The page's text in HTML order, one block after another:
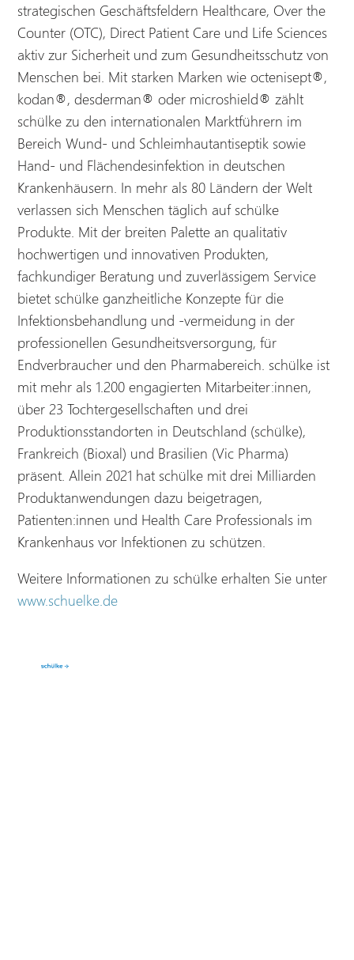
strategischen Geschäftsfeldern Healthcare, Over the
Counter (OTC), Direct Patient Care und Life Sciences
aktiv zur Sicherheit und zum Gesundheitsschutz von
Menschen bei. Mit starken Marken wie octenisept®,
kodan®, desderman® oder microshield® zählt
schülke zu den internationalen Marktführern im
Bereich Wund- und Schleimhautantiseptik sowie
Hand- und Flächendesinfektion in deutschen
Krankenhäusern. In mehr als 80 Ländern der Welt
verlassen sich Menschen täglich auf schülke
Produkte. Mit der breiten Palette an qualitativ
hochwertigen und innovativen Produkten,
fachkundiger Beratung und zuverlässigem Service
bietet schülke ganzheitliche Konzepte für die
Infektionsbehandlung und -vermeidung in der
professionellen Gesundheitsversorgung, für
Endverbraucher und den Pharmabereich. schülke ist
mit mehr als 1.200 engagierten Mitarbeiter:innen,
über 23 Tochtergesellschaften und drei
Produktionsstandorten in Deutschland (schülke),
Frankreich (Bioxal) und Brasilien (Vic Pharma)
präsent. Allein 2021 hat schülke mit drei Milliarden
Produktanwendungen dazu beigetragen,
Patienten:innen und Health Care Professionals im
Krankenhaus vor Infektionen zu schützen.
Weitere Informationen zu schülke erhalten Sie unter
www.schuelke.de